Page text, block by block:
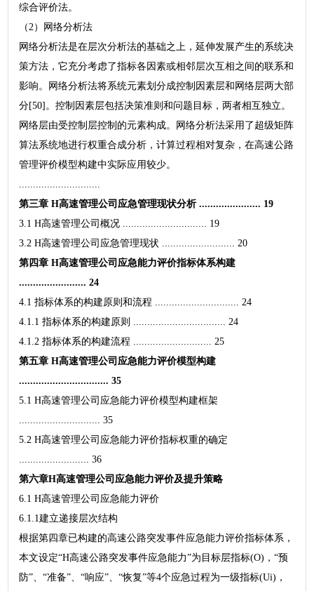
综合评价法。
（2）网络分析法
网络分析法是在层次分析法的基础之上，延伸发展产生的系统决
策方法，它充分考虑了指标各因素或相邻层次互相之间的联系和
影响。网络分析法将系统元素划分成控制因素层和网络层两大部
分[50]。控制因素层包括决策准则和问题目标，两者相互独立。
网络层由受控制层控制的元素构成。网络分析法采用了超级矩阵
算法系统地进行权重合成分析，计算过程相对复杂，在高速公路
管理评价模型构建中实际应用较少。
.............................
第三章 H高速管理公司应急管理现状分析 ...................... 19
3.1 H高速管理公司概况 .............................. 19
3.2 H高速管理公司应急管理现状 .......................... 20
第四章 H高速管理公司应急能力评价指标体系构建
........................ 24
4.1 指标体系的构建原则和流程 .............................. 24
4.1.1 指标体系的构建原则 ................................. 24
4.1.2 指标体系的构建流程 ............................ 25
第五章 H高速管理公司应急能力评价模型构建
................................ 35
5.1 H高速管理公司应急能力评价模型构建框架
............................. 35
5.2 H高速管理公司应急能力评价指标权重的确定
......................... 36
第六章H高速管理公司应急能力评价及提升策略
6.1 H高速管理公司应急能力评价
6.1.1建立递接层次结构
根据第四章已构建的高速公路突发事件应急能力评价指标体系，
本文设定“H高速公路突发事件应急能力”为目标层指标(O)，“预
防”、“准备”、“响应”、“恢复”等4个应急过程为一级指标(Ui)，